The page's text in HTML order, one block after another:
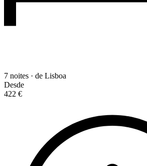
7 noites · de Lisboa
Desde
422 €